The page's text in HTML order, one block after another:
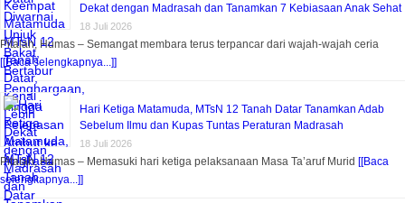
Dekat dengan Madrasah dan Tanamkan 7 Kebiasaan Anak Sehat
18 Juli 2026
Pitalah, Humas – Semangat membara terus terpancar dari wajah-wajah ceria
[[Baca selengkapnya...]]
Hari Ketiga Matamuda, MTsN 12 Tanah Datar Tanamkan Adab
Sebelum Ilmu dan Kupas Tuntas Peraturan Madrasah
18 Juli 2026
Pitalah, Humas – Memasuki hari ketiga pelaksanaan Masa Ta’aruf Murid [[Baca
selengkapnya...]]